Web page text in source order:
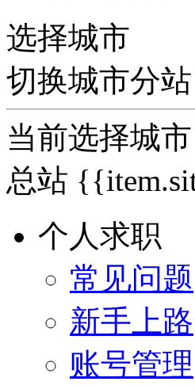
选择城市
切换城市分
当前选择城市
总站
个人求职
常见问题
新手上路
账号管理